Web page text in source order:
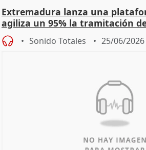
Extremadura lanza una
agiliza un 95% la tramitación
Sonido Totales 25/06/2026